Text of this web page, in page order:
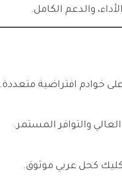
والدعم الكامل.
خوادم افتراضية متعددة.
والتوافر المستمر.